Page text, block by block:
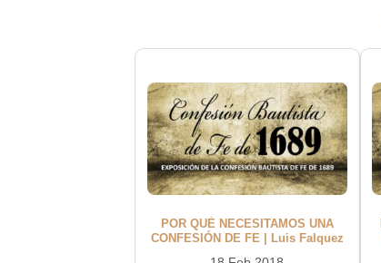
POR QUÉ NECESITAMOS UNA
CONFESIÓN DE FE | Luis Falquez